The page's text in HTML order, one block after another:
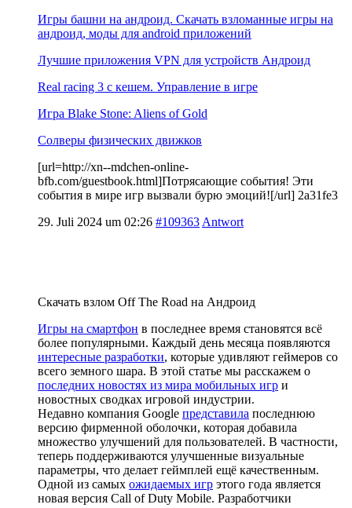
Игры башни на андроид. Скачать взломанные игры на
андроид, моды для android приложений
Лучшие приложения VPN для устройств Андроид
Real racing 3 c кешем. Управление в игре
Игра Blake Stone: Aliens of Gold
Солверы физических движков
[url=http://xn--mdchen-online-
bfb.com/guestbook.html]Потрясающие события! Эти
события в мире игр вызвали бурю эмоций![/url] 2a31fe3
29. Juli 2024 um 02:26 #109363 Antwort
Скачать взлом Off The Road на Андроид
Игры на смартфон в последнее время становятся всё
более популярными. Каждый день месяца появляются
интересные разработки, которые удивляют геймеров со
всего земного шара. В этой статье мы расскажем о
последних новостях из мира мобильных игр и
новостных сводках игровой индустрии.
Недавно компания Google представила последнюю
версию фирменной оболочки, которая добавила
множество улучшений для пользователей. В частности,
теперь поддерживаются улучшенные визуальные
параметры, что делает геймплей ещё качественным.
Одной из самых ожидаемых игр этого года является
новая версия Call of Duty Mobile. Разработчики